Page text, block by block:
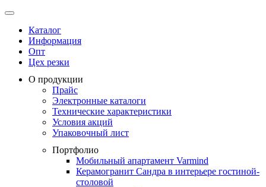
Каталог
Информация
Опт
Цех резки
О продукции
Прайс
Электронные каталоги
Технические характеристики
Условия акций
Упаковочный лист
Портфолио
Мобильный апартамент Varmind
Керамогранит Сандра в интерьере гостиной-
столовой